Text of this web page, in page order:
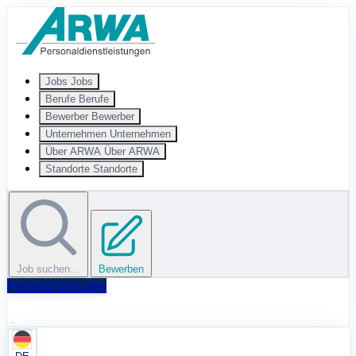
Zum Hauptinhalt springen
Jobs Jobs
Berufe Berufe
Bewerber Bewerber
Unternehmen Unternehmen
Über ARWA Über ARWA
Standorte Standorte
Job suchen… Bewerben
Personal anfragen